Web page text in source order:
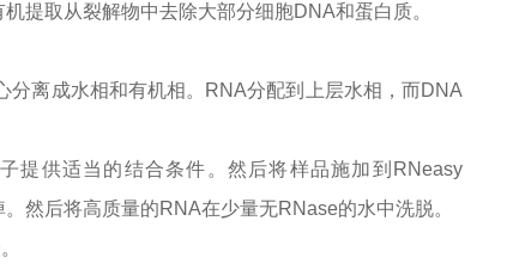
提取从裂解物中去除大部分细胞DNA和蛋白质。
离成水相和有机相。RNA分配到上层水相，而DNA
提供适当的结合条件。然后将样品施加到RNeasy
然后将高质量的RNA在少量无RNase的水中洗脱。